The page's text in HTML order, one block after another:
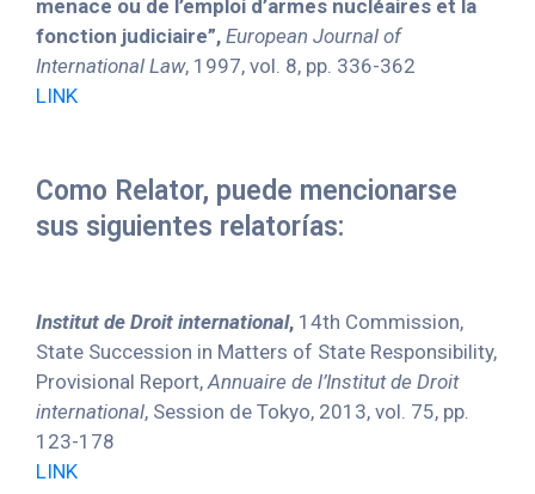
menace ou de l’emploi d’armes nucléaires et la
fonction judiciaire”, European Journal of
International Law, 1997, vol. 8, pp. 336-362
LINK
Como Relator, puede mencionarse
sus siguientes relatorías:
Institut de Droit international, 14th Commission,
State Succession in Matters of State Responsibility,
Provisional Report,Annuaire de l’Institut de Droit
international, Session de Tokyo, 2013, vol. 75, pp.
123-178
LINK